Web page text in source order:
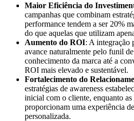
Maior Eficiência do
campanhas que combinam
performance tendem a ser 20%
do que aquelas que utilizam
Aumento do ROI: A integração
avance naturalmente pelo funil
conhecimento da marca até a
ROI mais elevado e sustentável.
Fortalecimento do
estratégias de awareness
inicial com o cliente, enquanto as
proporcionam uma experiência
personalizada.